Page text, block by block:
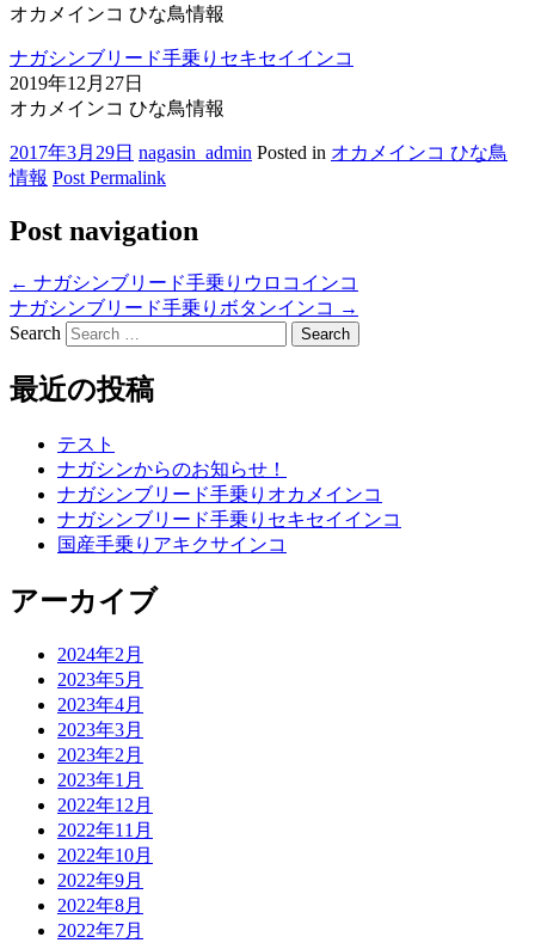
オカメインコ ひな鳥情報
ナガシンブリード手乗りセキセイインコ
2019年12月27日
オカメインコ ひな鳥情報
2017年3月29日 nagasin_admin Posted in オカメインコ ひな鳥
情報 Post Permalink
Post navigation
← ナガシンブリード手乗りウロコインコ
ナガシンブリード手乗りボタンインコ →
Search
最近の投稿
テスト
ナガシンからのお知らせ！
ナガシンブリード手乗りオカメインコ
ナガシンブリード手乗りセキセイインコ
国産手乗りアキクサインコ
アーカイブ
2024年2月
2023年5月
2023年4月
2023年3月
2023年2月
2023年1月
2022年12月
2022年11月
2022年10月
2022年9月
2022年8月
2022年7月